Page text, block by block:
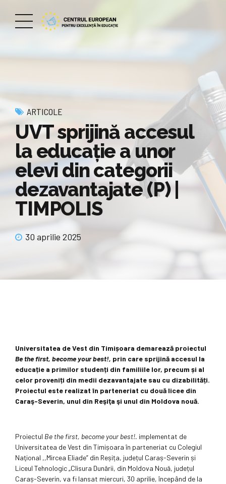
ARTICOLE
UVT sprijină accesul
la educaţie a unor
elevi din categorii
dezavantajate (P) |
TIMPOLIS
30 aprilie 2025
Universitatea de Vest din Timișoara demarează proiectul
Be the first, become your best!, prin care sprijină accesul la
educație a primilor studenți din familiile lor, precum și al
celor proveniți din medii dezavantajate sau cu dizabilități.
Proiectul este realizat în parteneriat cu două licee din
Caraş-Severin, unul din Reşiţa şi unul din Moldova nouă.
Proiectul Be the first, become your best!. implementat de
Universitatea de Vest din Timișoara în parteneriat cu Colegiul
Naţional ,,Mircea Eliade” din Reșița, județul Caraș-Severin și
Liceul Tehnologic „Clisura Dunării, din Moldova Nouă, județul
Caraș-Severin, va fi lansat miercuri, 30 aprilie, începând de la